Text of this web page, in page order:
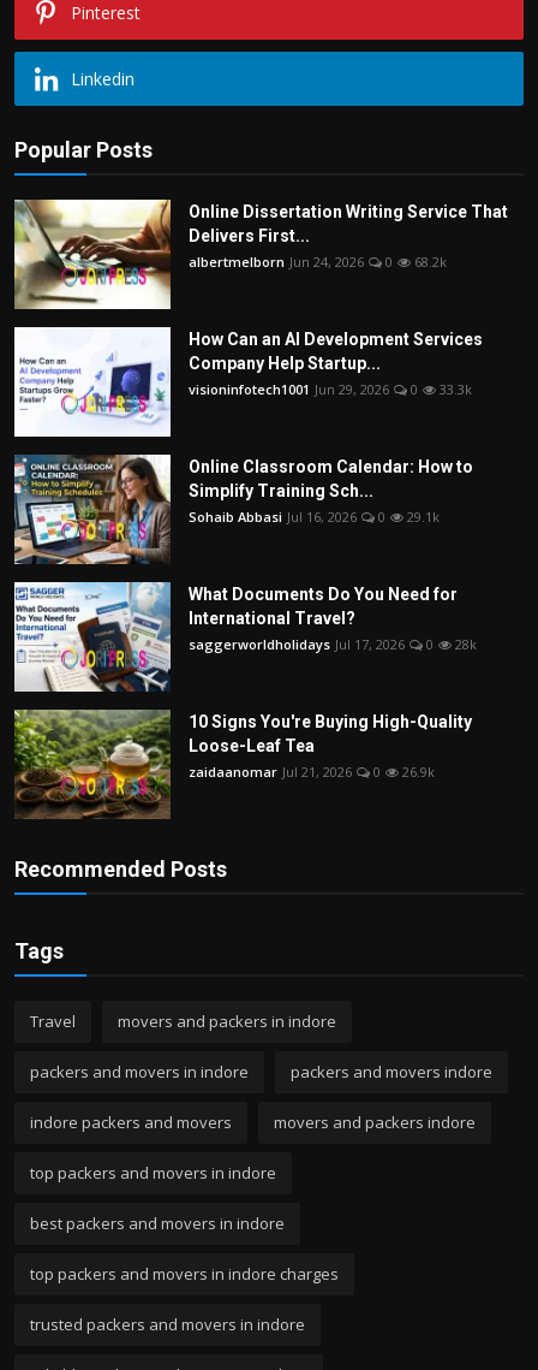
Pinterest
Linkedin
Popular Posts
Online Dissertation Writing Service That
Delivers First...
albertmelborn Jun 24, 2026 0 68.2k
How Can an AI Development Services
Company Help Startup...
visioninfotech1001 Jun 29, 2026 0 33.3k
Online Classroom Calendar: How to
Simplify Training Sch...
Sohaib Abbasi Jul 16, 2026 0 29.1k
What Documents Do You Need for
International Travel?
saggerworldholidays Jul 17, 2026 0 28k
10 Signs You're Buying High-Quality
Loose-Leaf Tea
zaidaanomar Jul 21, 2026 0 26.9k
Recommended Posts
Tags
Travel movers and packers in indore
packers and movers in indore packers and movers indore
indore packers and movers movers and packers indore
top packers and movers in indore
best packers and movers in indore
top packers and movers in indore charges
trusted packers and movers in indore